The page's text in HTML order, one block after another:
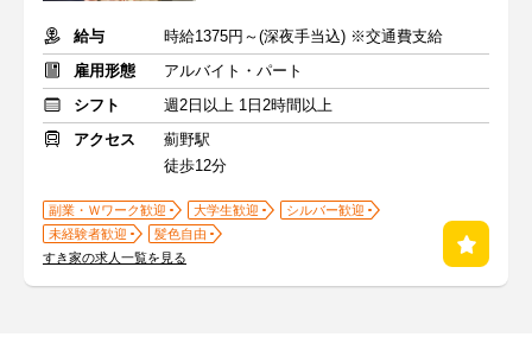
給与
時給1375円～(深夜手当込) ※交通費支給
雇用形態
アルバイト・パート
シフト
週2日以上 1日2時間以上
アクセス
薊野駅
徒歩12分
副業・Ｗワーク歓迎 大学生歓迎
シルバー歓迎
未経験者歓迎
髪色自由
すき家の求人一覧を見る